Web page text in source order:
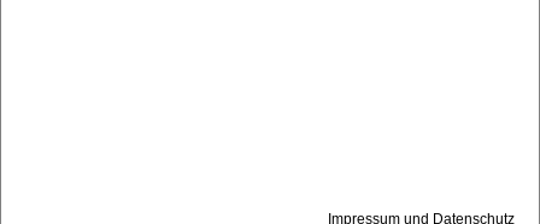
Impressum und Datenschutz